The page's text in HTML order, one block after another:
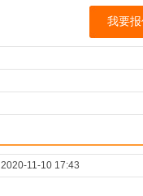
我要
2020-11-10 17:43